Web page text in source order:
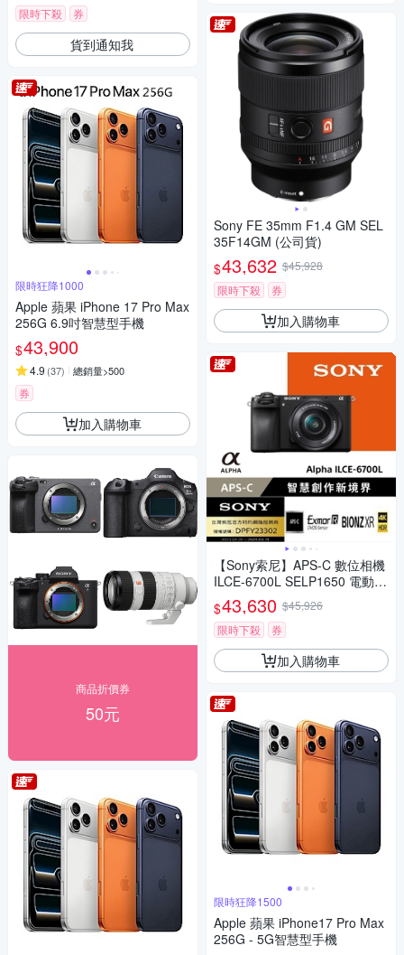
限時下殺 券
貨到通知我
限時狂降1000
Apple 蘋果 iPhone 17 Pro Max
256G 6.9吋智慧型手機
$43,900
4.9 (37) 總銷量>500
券
加入購物車
商品折價券
50元
Sony FE 35mm F1.4 GM SEL
35F14GM (公司貨)
$43,632 $45,928
限時下殺
券
加入購物車
【Sony索尼】APS-C 數位相機
ILCE-6700L SELP1650 電動變
焦鏡組(公司貨 保固18+6個月)
$43,630 $45,926
限時下殺
券
加入購物車
限時狂降1500
Apple 蘋果 iPhone17 Pro Max
256G - 5G智慧型手機